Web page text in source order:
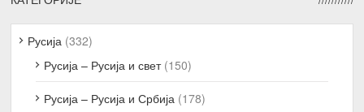
Русија (332)
Русија – Русија и свет(150)
Русија – Русија и Србија (178)